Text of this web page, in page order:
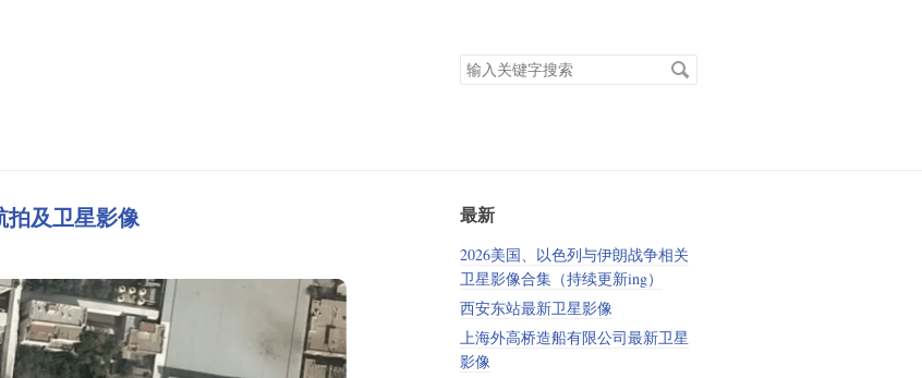
搜
索
拍及卫星影像 最新
2026美国、以色列与伊朗战争相关
卫星影像合集（持续更新ing）
西安东站最新卫星影像
上海外高桥造船有限公司最新卫星
影像